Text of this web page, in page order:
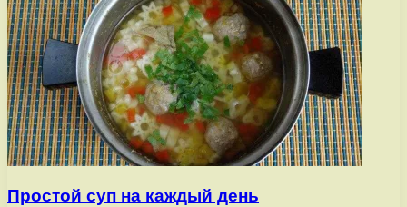
Простой суп на каждый день